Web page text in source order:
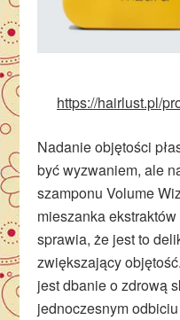
https://hairlust.pl/
Nadanie objętości
być wyzwaniem, ale
szamponu Volume
mieszanka
sprawia, że jest to
zwiększający
jest dbanie o zdrową
jednoczesnym